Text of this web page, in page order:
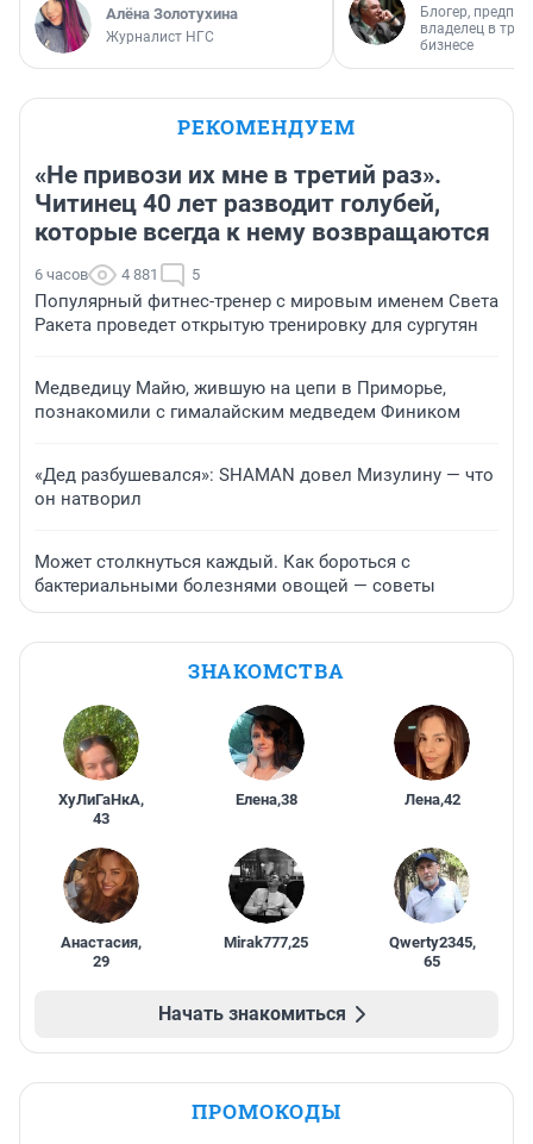
Алёна Золотухина
Журналист НГС
Блогер,
владелец в
бизнесе
РЕКОМЕНДУЕМ
«Не привози их мне в третий раз».
Читинец 40 лет разводит голубей,
которые всегда к нему возвращаются
6 часов 4 881 5
Популярный фитнес-тренер с мировым именем Света
Ракета проведет открытую тренировку для сургутян
Медведицу Майю, жившую на цепи в Приморье,
познакомили с гималайским медведем Фиником
«Дед разбушевался»: SHAMAN довел Мизулину — что
он натворил
Может столкнуться каждый. Как бороться с
бактериальными болезнями овощей — советы
ЗНАКОМСТВА
ХуЛиГаНкА,
43
Елена,38 Лена,42
Анастасия,
29
Mirak777,25 Qwerty2345,
65
Начать знакомиться
ПРОМОКОДЫ